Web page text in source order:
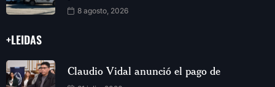
8 agosto, 2026
+LEIDAS
Claudio Vidal anunció el pago de